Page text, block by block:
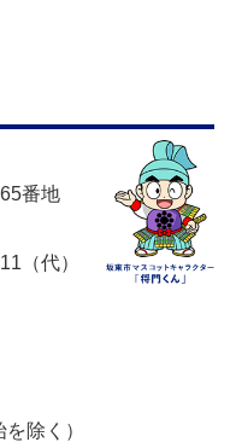
番地
（代）
除く）